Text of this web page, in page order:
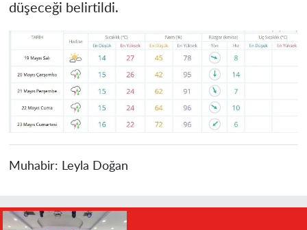
düşeceği belirtildi.
Muhabir: Leyla Doğan